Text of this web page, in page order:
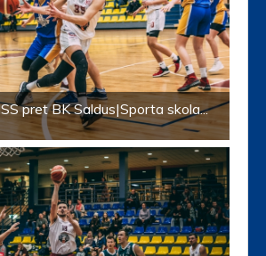
pret BK Saldus|Sporta skola...